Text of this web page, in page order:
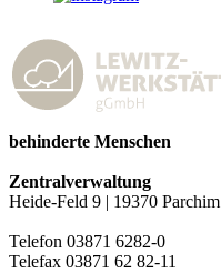
behinderte Menschen
Zentralverwaltung
Heide-Feld 9 | 19370 Parchim
Telefon 03871 6282-0
Telefax 03871 62 82-11